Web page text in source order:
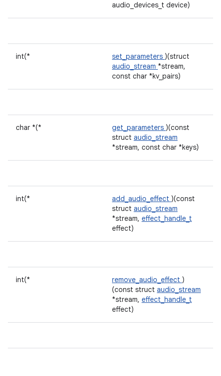
audio_devices_t device)
int(* set_parameters )(struct
audio_stream *stream,
const char *kv_pairs)
char *(* get_parameters )(const
struct audio_stream
*stream, const char *keys)
int(* add_audio_effect )(const
struct audio_stream
*stream, effect_handle_t
effect)
int(* remove_audio_effect )
(const struct audio_stream
*stream, effect_handle_t
effect)